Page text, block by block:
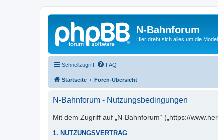
N-Bahnforum
Hier dreht sich alles um die
Schnellzugriff FAQ
Startseite Foren-Übersicht
N-Bahnforum - Nutzungsbedingungen
Mit dem Zugriff auf „N-Bahnforum“ („https://
1. NUTZUNGSVERTRAG